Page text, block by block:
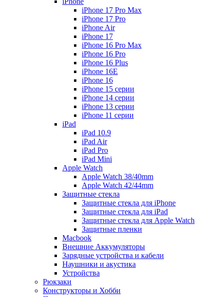
iPhone 17 Pro Max
iPhone 17 Pro
iPhone Air
iPhone 17
iPhone 16 Pro Max
iPhone 16 Pro
iPhone 16 Plus
iPhone 16E
iPhone 16
iPhone 15 серии
iPhone 14 серии
iPhone 13 серии
iPhone 11 серии
iPad
iPad 10.9
iPad Air
iPad Pro
iPad Mini
Apple Watch
Apple Watch 38/40mm
Apple Watch 42/44mm
Защитные стекла
Защитные стекла для iPhone
Защитные стекла для iPad
Защитные стекла для Apple Watch
Защитные пленки
Macbook
Внешние Аккумуляторы
Зарядные устройства и кабели
Наушники и акустика
Устройства
Рюкзаки
Конструкторы и Хобби